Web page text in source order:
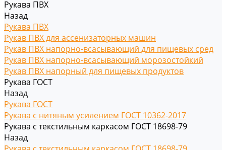
Рукава ПВХ
Назад
Рукава ПВХ
Рукав ПВХ для ассенизаторных машин
Рукав ПВХ напорно-всасывающий для пищевых сред
Рукав ПВХ напорно-всасывающий морозостойкий
Рукав ПВХ напорный для пищевых продуктов
Рукава ГОСТ
Назад
Рукава ГОСТ
Рукава с нитяным усилением ГОСТ 10362-2017
Рукава с текстильным каркасом ГОСТ 18698-79
Назад